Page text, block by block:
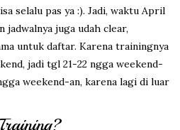
selalu pas ya :). Jadi, waktu April
jadwalnya juga udah clear,
untuk daftar. Karena trainingnya
jadi tgl 21-22 ngga weekend-
weekend-an, karena lagi di luar